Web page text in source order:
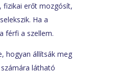
fizikai erőt mozgósít,
Ha a
férfi a szellem.
hogyan állítsák meg
látható